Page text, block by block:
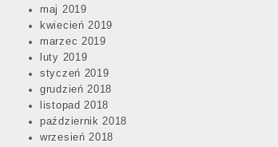
maj 2019
kwiecień 2019
marzec 2019
luty 2019
styczeń 2019
grudzień 2018
listopad 2018
październik 2018
wrzesień 2018